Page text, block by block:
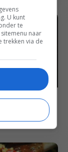
met
compote
U kunt
te
naar
trekken via de